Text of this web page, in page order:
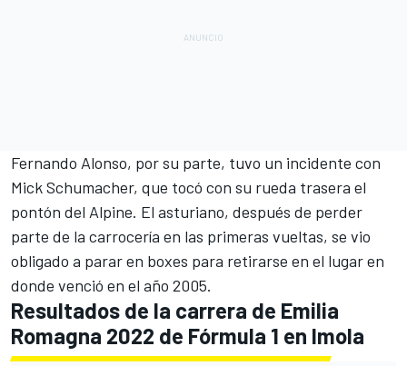
Fernando Alonso, por su parte, tuvo un incidente con
Mick Schumacher, que tocó con su rueda trasera el
pontón del Alpine. El asturiano, después de perder
parte de la carrocería en las primeras vueltas, se vio
obligado a parar en boxes para retirarse en el lugar en
donde venció en el año 2005.
Resultados de la carrera de Emilia
Romagna 2022 de Fórmula 1 en Imola